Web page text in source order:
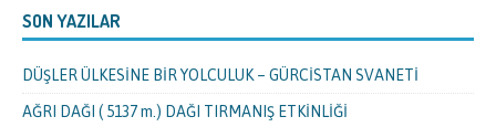
SON YAZILAR
DÜŞLER ÜLKESİNE BİR YOLCULUK – GÜRCİSTAN SVANETİ
AĞRI DAĞI ( 5137 m.) DAĞI TIRMANIŞ ETKİNLİĞİ